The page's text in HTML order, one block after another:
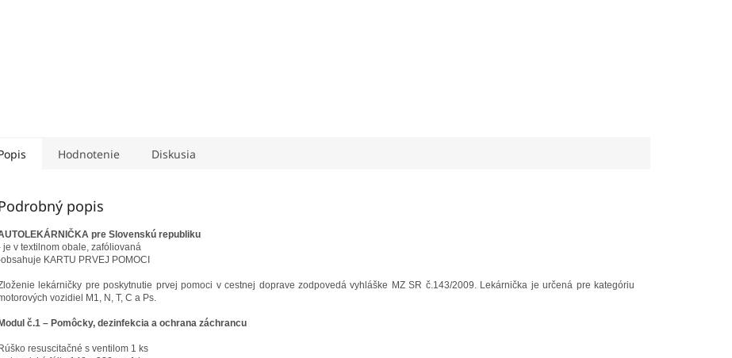
Hodnotenie Diskusia
popis
pre Slovenskú republiku
je v textilnom obale, zafóliovaná
KARTU PRVEJ POMOCI
lekárničky pre poskytnutie prvej pomoci v cestnej doprave zodpovedá vyhláške MZ SR č.143/2009. Lekárnička je určená pre kategóriu
vozidiel M1, N, T, C a Ps.
Modul č.1 – Pomôcky, dezinfekcia a ochrana záchrancu
Rúško resuscitačné s ventilom 1 ks